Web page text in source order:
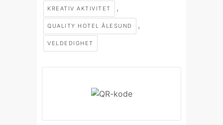
KREATIV AKTIVITET ,
QUALITY HOTEL ÅLESUND ,
VELDEDIGHET